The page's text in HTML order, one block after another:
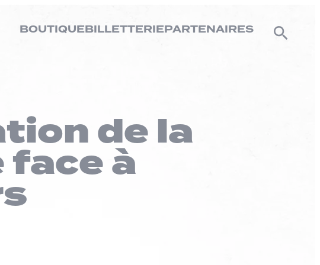
BOUTIQUEBILLETTERIEPARTENAIRES
de la
face à